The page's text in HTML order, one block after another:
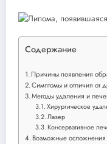
Содержание
Причины появления
Симптомы и отличия от
Методы удаления и
Хирургическое
Лазер
Консервативное
Возможные осложнения